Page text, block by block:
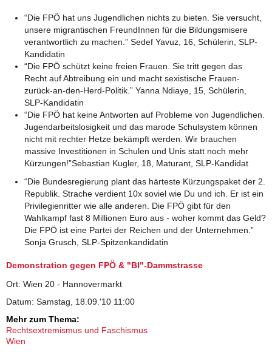
“Die FPÖ hat uns Jugendlichen nichts zu bieten. Sie versucht,
unsere migrantischen FreundInnen für die Bildungsmisere
verantwortlich zu machen.” Sedef Yavuz, 16, Schülerin, SLP-
Kandidatin
“Die FPÖ schützt keine freien Frauen. Sie tritt gegen das
Recht auf Abtreibung ein und macht sexistische Frauen-
zurück-an-den-Herd-Politik.” Yanna Ndiaye, 15, Schülerin,
SLP-Kandidatin
“Die FPÖ hat keine Antworten auf Probleme von Jugendlichen.
Jugendarbeitslosigkeit und das marode Schulsystem können
nicht mit rechter Hetze bekämpft werden. Wir brauchen
massive Investitionen in Schulen und Unis statt noch mehr
Kürzungen!”Sebastian Kugler, 18, Maturant, SLP-Kandidat
“Die Bundesregierung plant das härteste Kürzungspaket der 2.
Republik. Strache verdient 10x soviel wie Du und ich. Er ist ein
Privilegienritter wie alle anderen. Die FPÖ gibt für den
Wahlkampf fast 8 Millionen Euro aus - woher kommt das Geld?
Die FPÖ ist eine Partei der Reichen und der Unternehmen.”
Sonja Grusch, SLP-Spitzenkandidatin
Demonstration gegen FPÖ & "BI"-Dammstrasse
Ort: Wien 20 - Hannovermarkt
Datum: Samstag, 18.09.'10 11:00
Mehr zum Thema:
Rechtsextremismus und Faschismus
Wien